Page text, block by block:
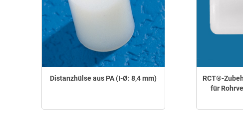
Distanzhülse aus PA (I-Ø: 8,4 mm)
RCT®-
für